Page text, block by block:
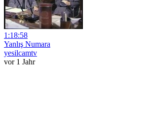
1:18:58
Yanlış Numara
yesilcamtv
vor 1 Jahr